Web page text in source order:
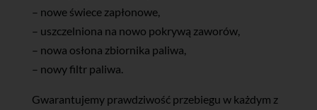
– nowe świece zapłonowe,
– uszczelniona na nowo pokrywą zaworów,
– nowa osłona zbiornika paliwa,
– nowy filtr paliwa.
Gwarantujemy prawdziwość przebiegu w każdym z